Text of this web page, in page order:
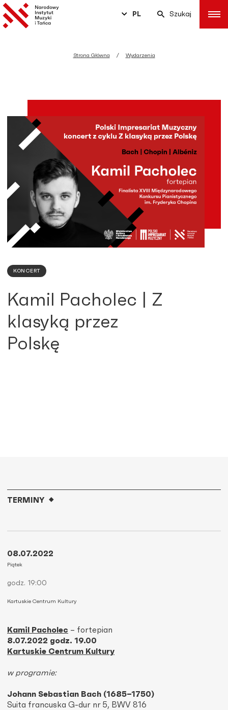
PL Szukaj
Strona Główna Wydarzenia
KONCERT
Kamil Pacholec | Z
klasyką przez
Polskę
Kamil Pacholec – fortepian
8.07.2022 godz. 19.00
Kartuskie Centrum Kultury
w programie:
Johann Sebastian Bach (1685–1750)
Suita francuska G-dur nr 5, BWV 816
TERMINY
08.07.2022
Piątek
godz. 19:00
Kartuskie Centrum Kultury